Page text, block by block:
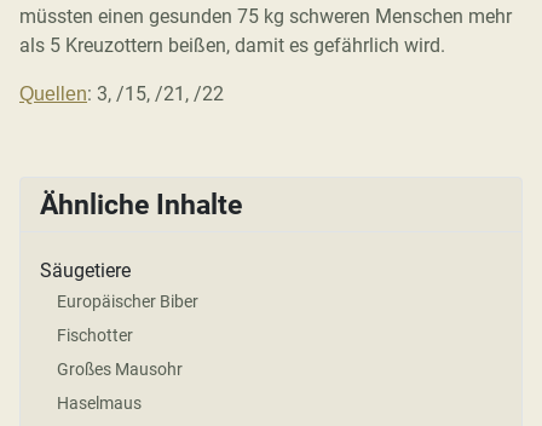
müssten einen gesunden 75 kg schweren Menschen mehr
als 5 Kreuzottern beißen, damit es gefährlich wird.
Quellen: 3, /15, /21, /22
Ähnliche Inhalte
Säugetiere
Europäischer Biber
Fischotter
Großes Mausohr
Haselmaus